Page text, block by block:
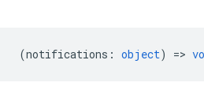
(notifications : object) =>